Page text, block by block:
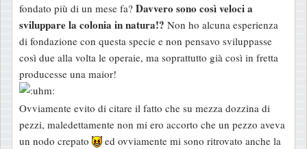
fondato più di un mese fa? Davvero sono così veloci a
sviluppare la colonia in natura!? Non ho alcuna esperienza
di fondazione con questa specie e non pensavo sviluppasse
così due alla volta le operaie, ma soprattutto già così in fretta
producesse una maior!
Ovviamente evito di citare il fatto che su mezza dozzina di
pezzi, maledettamente non mi ero accorto che un pezzo aveva
un nodo crepato
ed ovviamente mi sono ritrovato anche la